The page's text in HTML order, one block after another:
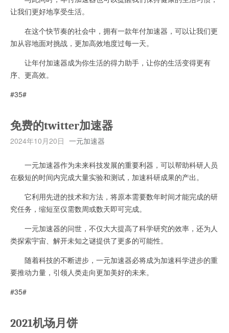
让我们更好地享受生活。
在这个快节奏的社会中，拥有一款年付加速器，可以让我们更
加从容地面对挑战，更加高效地度过每一天。
让年付加速器成为你生活的得力助手，让你的生活变得更有
序、更高效。
#35#
免费的twitter加速器
2024年10月20日 一元加速器
一元加速器作为未来科技发展的重要利器，可以帮助科研人员
在极短的时间内完成大量实验和测试，加速科研成果的产出。
它利用先进的技术和方法，将原本需要数年时间才能完成的研
究任务，缩短至仅需数周或数天即可完成。
一元加速器的问世，不仅大大提高了科学研究的效率，还为人
类探索宇宙、解开未知之谜提供了更多的可能性。
随着科技的不断进步，一元加速器必将成为加速科学进步的重
要推动力量，引领人类走向更加美好的未来。
#35#
2021机场月饼